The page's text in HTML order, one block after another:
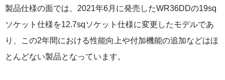
製品仕様の面では、2021年6月に発売したWR36DDの19sq
ソケット仕様を12.7sqソケット仕様に変更したモデルであ
り、この2年間における性能向上や付加機能の追加などはほ
とんどない製品となっています。